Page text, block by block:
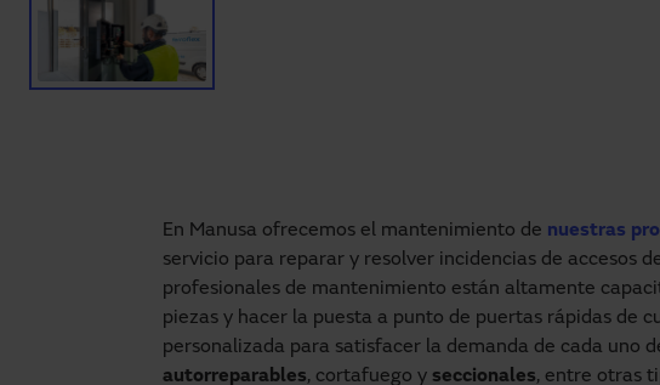
En Manusa ofrecemos el mantenimiento de nuestras
servicio para reparar y resolver incidencias de accesos
profesionales de mantenimiento están altamente
piezas y hacer la puesta a punto de puertas rápidas de
personalizada para satisfacer la demanda de cada uno
autorreparables, cortafuego y seccionales, entre otras